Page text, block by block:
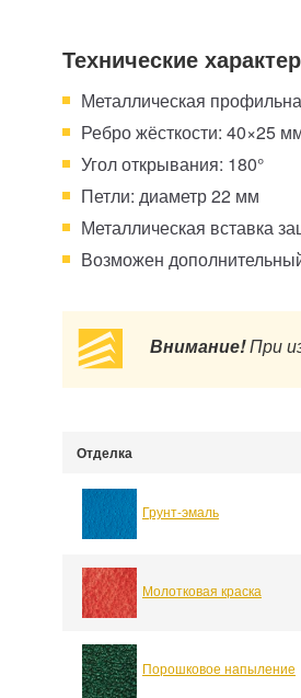
Технические
Металлическая
Ребро жёсткости: 40×25
Угол открывания: 180°
Петли: диаметр 22 мм
Металлическая вставка
Возможен
Внимание!При
Отделка
Грунт-эмаль
Молотковая краска
Порошковое напыление